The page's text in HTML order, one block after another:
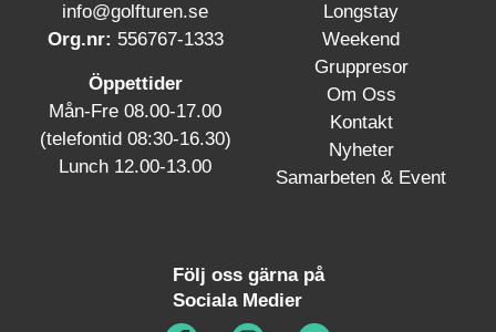
info@golfturen.se
Org.nr: 556767-1333
Öppettider
Mån-Fre 08.00-17.00
(telefontid 08:30-16.30)
Lunch 12.00-13.00
Longstay
Weekend
Gruppresor
Om Oss
Kontakt
Nyheter
Samarbeten & Event
Följ oss gärna på
Sociala Medier